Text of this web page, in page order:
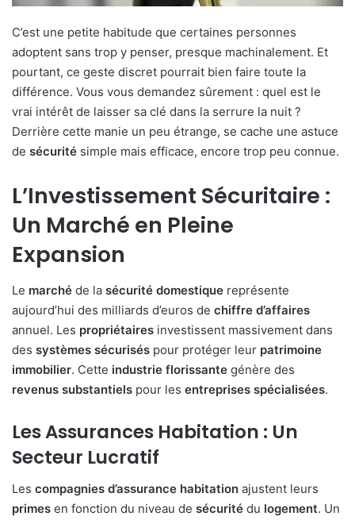
C’est une petite habitude que certaines personnes
adoptent sans trop y penser, presque machinalement. Et
pourtant, ce geste discret pourrait bien faire toute la
différence. Vous vous demandez sûrement : quel est le
vrai intérêt de laisser sa clé dans la serrure la nuit ?
Derrière cette manie un peu étrange, se cache une astuce
de sécurité simple mais efficace, encore trop peu connue.
L’Investissement Sécuritaire :
Un Marché en Pleine
Expansion
Le marché de la sécurité domestique représente
aujourd’hui des milliards d’euros de chiffre d’affaires
annuel. Les propriétaires investissent massivement dans
des systèmes sécurisés pour protéger leur patrimoine
immobilier. Cette industrie florissante génère des
revenus substantiels pour les entreprises spécialisées.
Les Assurances Habitation : Un
Secteur Lucratif
Les compagnies d’assurance habitation ajustent leurs
primes en fonction du niveau de sécurité du logement. Un